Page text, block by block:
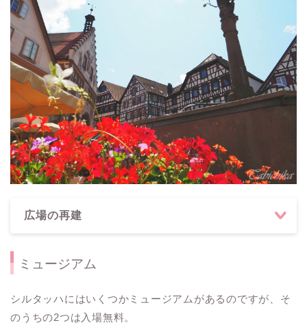
広場の再建
ミュージアム
シルタッハにはいくつかミュージアムがあるのですが、そ
のうちの2つは入場無料。